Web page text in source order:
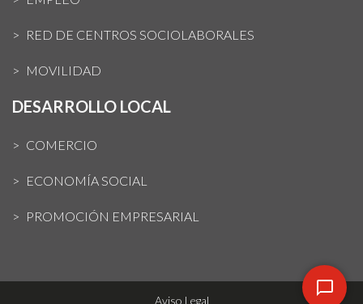
RED DE CENTROS SOCIOLABORALES
MOVILIDAD
DESARROLLO LOCAL
COMERCIO
ECONOMÍA SOCIAL
PROMOCIÓN EMPRESARIAL
Aviso Legal